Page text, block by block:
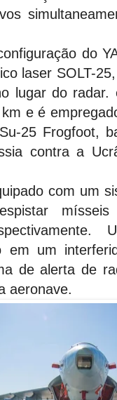
do
laser SOLT-
lugar do radar.
e é
25 Frogfoot,
contra a
com um
em um
de alerta de
aeronave.